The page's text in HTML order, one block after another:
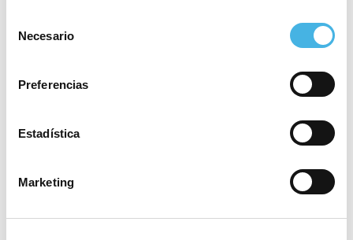
Necesario
Preferencias
Estadística
Marketing
y lidera su grupo de
El CH Carpesa también protagonizó la jornada de
ascensos para los equipos valencianos firmando